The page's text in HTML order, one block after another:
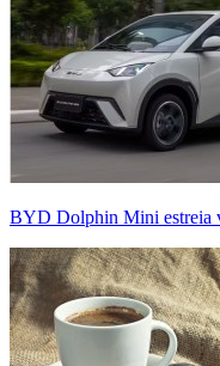
BYD Dolphin Mini estreia